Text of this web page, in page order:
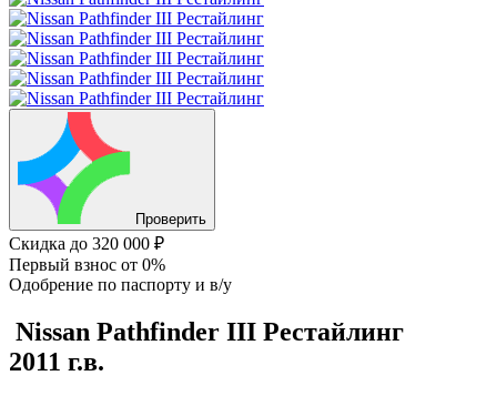
Проверить
Скидка до 320 000 ₽
Первый взнос от 0%
Одобрение по паспорту и в/у
Nissan Pathfinder III Рестайлинг
2011 г.в.